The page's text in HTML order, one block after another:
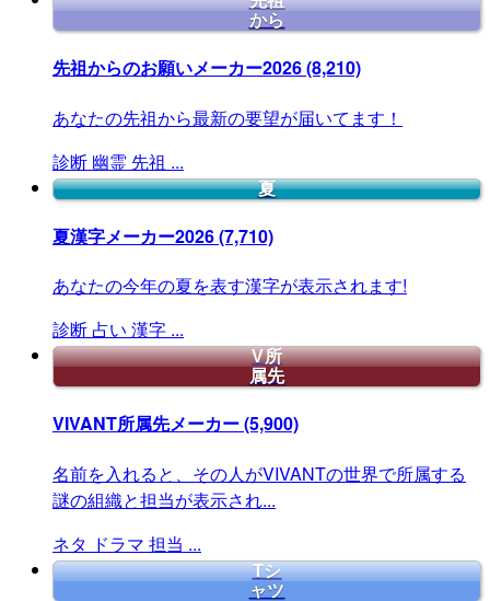
から
先祖からのお願いメーカー2026(8,210)
あなたの先祖から最新の要望が届いてます！
診断 幽霊 先祖 ...
夏
夏漢字メーカー2026(7,710)
あなたの今年の夏を表す漢字が表示されます!
診断 占い 漢字 ...
V所
属先
VIVANT所属先メーカー(5,900)
名前を入れると、その人がVIVANTの世界で所属する
謎の組織と担当が表示され...
ネタ ドラマ 担当 ...
Tシ
ャツ